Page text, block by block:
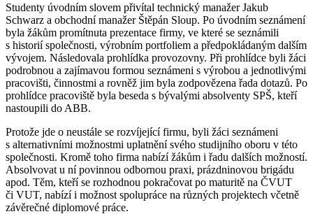
Studenty úvodním slovem přivítal technický manažer Jakub
Schwarz a obchodní manažer Štěpán Sloup. Po úvodním seznámení
byla žákům promítnuta prezentace firmy, ve které se seznámili
s historií společnosti, výrobním portfoliem a předpokládaným dalším
vývojem. Následovala prohlídka provozovny. Při prohlídce byli žáci
podrobnou a zajímavou formou seznámeni s výrobou a jednotlivými
pracovišti, činnostmi a rovněž jim byla zodpovězena řada dotazů. Po
prohlídce pracoviště byla beseda s bývalými absolventy SPŠ, kteří
nastoupili do ABB.
Protože jde o neustále se rozvíjející firmu, byli žáci seznámeni
s alternativními možnostmi uplatnění svého studijního oboru v této
společnosti. Kromě toho firma nabízí žákům i řadu dalších možností.
Absolvovat u ní povinnou odbornou praxi, prázdninovou brigádu
apod. Těm, kteří se rozhodnou pokračovat po maturitě na ČVUT
či VUT, nabízí i možnost spolupráce na různých projektech včetně
závěrečné diplomové práce.